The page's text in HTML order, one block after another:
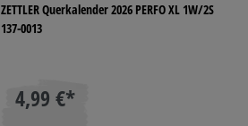
ZETTLER Querkalender 2026 PERFO XL 1W/2S
137-0013
4,99 €*